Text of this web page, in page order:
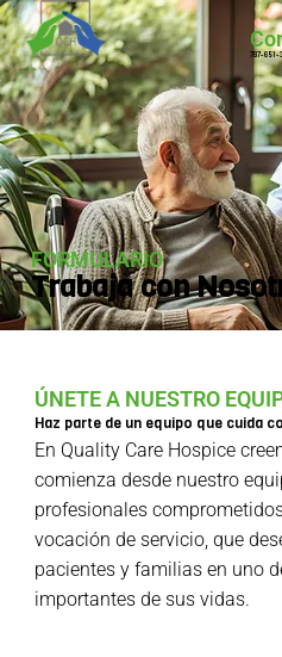
787-651-
FORMULARIO
Trabaja con
ÚNETE A NUESTRO
Haz parte de un equipo que cuida
En Quality Care Hospice
comienza desde nuestro
profesionales
vocación de servicio, que
pacientes y familias en uno
importantes de sus vidas.